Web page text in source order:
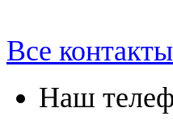
Все контакты
Наш